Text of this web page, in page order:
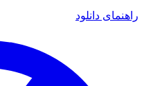
راهنمای دانلود